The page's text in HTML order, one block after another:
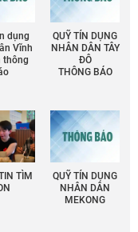
dụng
Vĩnh
thông
QUỸ TÍN DỤNG
NHÂN DÂN TÂY
ĐÔ
THÔNG BÁO
TÌM
QUỸ TÍN DỤNG
NHÂN DÂN
MEKONG